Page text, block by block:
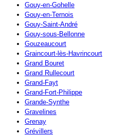
Gouy-en-Gohelle
Gouy-en-Ternois
Gouy-Saint-André
Gouy-sous-Bellonne
Gouzeaucourt
Graincourt-lès-Havrincourt
Grand Bouret
Grand Rullecourt
Grand-Fayt
Grand-Fort-Philippe
Grande-Synthe
Gravelines
Grenay
Grévillers